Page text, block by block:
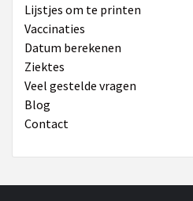
Lijstjes om te printen
Vaccinaties
Datum berekenen
Ziektes
Veel gestelde vragen
Blog
Contact